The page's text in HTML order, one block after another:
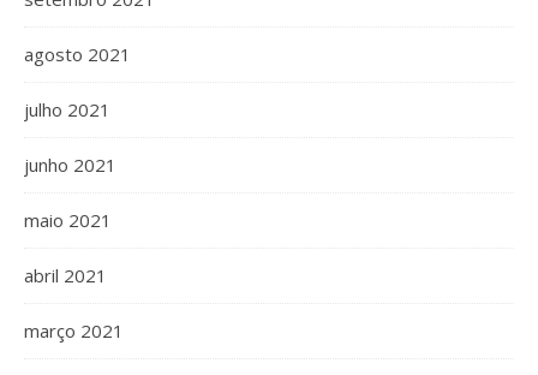
agosto 2021
julho 2021
junho 2021
maio 2021
abril 2021
março 2021